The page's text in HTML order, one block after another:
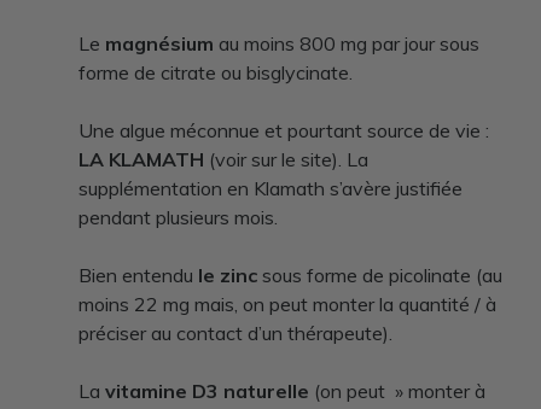
Le magnésium au moins 800 mg par jour sous
forme de citrate ou bisglycinate.
Une algue méconnue et pourtant source de vie :
LA KLAMATH (voir sur le site). La
supplémentation en Klamath s’avère justifiée
pendant plusieurs mois.
Bien entendu le zinc sous forme de picolinate (au
moins 22 mg mais, on peut monter la quantité / à
préciser au contact d’un thérapeute).
La vitamine D3 naturelle (on peut » monter à